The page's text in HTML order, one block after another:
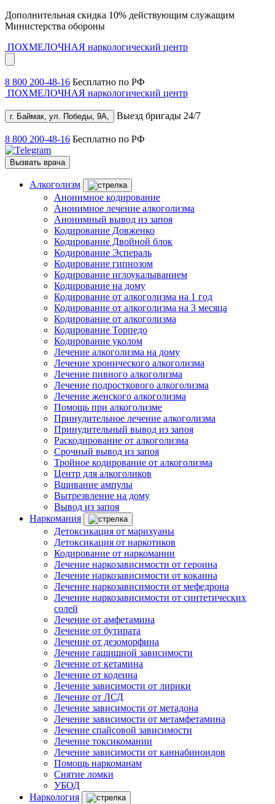
Дополнительная скидка 10% действующим служащим
Министерства обороны
ПОХМЕЛОЧНАЯ наркологический центр
8 800 200-48-16 Бесплатно по РФ
ПОХМЕЛОЧНАЯ наркологический центр
г. Баймак, ул. Победы, 9А, Выезд бригады 24/7
8 800 200-48-16 Бесплатно по РФ
Вызвать врача
Алкоголизм
Анонимное кодирование
Анонимное лечение алкоголизма
Анонимный вывод из запоя
Кодирование Довженко
Кодирование Двойной блок
Кодирование Эспераль
Кодирование гипнозом
Кодирование иглоукалыванием
Кодирование на дому
Кодирование от алкоголизма на 1 год
Кодирование от алкоголизма на 3 месяца
Кодирование от алкоголизма
Кодирование Торпедо
Кодирование уколом
Лечение алкоголизма на дому
Лечение хронического алкоголизма
Лечение пивного алкоголизма
Лечение подросткового алкоголизма
Лечение женского алкоголизма
Помощь при алкоголизме
Принудительное лечение алкоголизма
Принудительный вывод из запоя
Раскодирование от алкоголизма
Срочный вывод из запоя
Тройное кодирование от алкоголизма
Центр для алкоголиков
Вшивание ампулы
Вытрезвление на дому
Вывод из запоя
Наркомания
Детоксикация от марихуаны
Детоксикация от наркотиков
Кодирование от наркомании
Лечение наркозависимости от героина
Лечение наркозависимости от кокаина
Лечение наркозависимости от мефедрона
Лечение наркозависимости от синтетических
солей
Лечение от амфетамина
Лечение от бутирата
Лечение от дезоморфина
Лечение гашишной зависимости
Лечение от кетамина
Лечение от кодеина
Лечение зависимости от лирики
Лечение от ЛСД
Лечение зависимости от метадона
Лечение зависимости от метамфетамина
Лечение спайсовой зависимости
Лечение токсикомании
Лечение зависимости от каннабиноидов
Помощь наркоманам
Снятие ломки
УБОД
Наркология